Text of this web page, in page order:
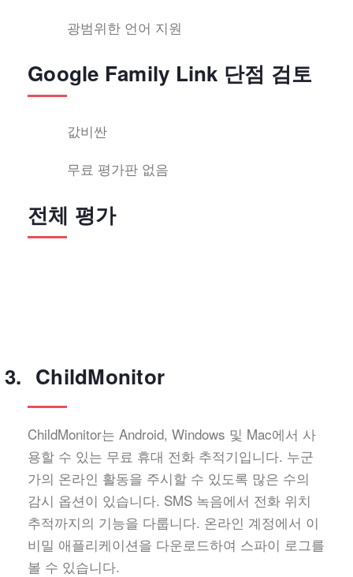
광범위한 언어 지원
Google Family Link 단점 검토
값비싼
무료 평가판 없음
전체 평가
ChildMonitor
ChildMonitor는 Android, Windows 및 Mac에서 사
용할 수 있는 무료 휴대 전화 추적기입니다. 누군
가의 온라인 활동을 주시할 수 있도록 많은 수의
감시 옵션이 있습니다. SMS 녹음에서 전화 위치
추적까지의 기능을 다룹니다. 온라인 계정에서 이
비밀 애플리케이션을 다운로드하여 스파이 로그를
볼 수 있습니다.